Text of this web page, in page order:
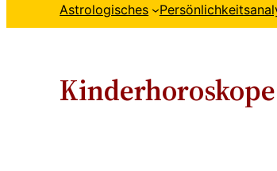
Astrologisches